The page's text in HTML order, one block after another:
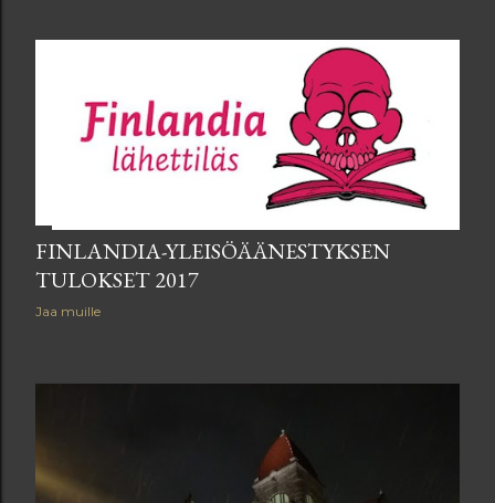
FINLANDIA-YLEISÖÄÄNESTYKSEN
TULOKSET 2017
Jaa muille